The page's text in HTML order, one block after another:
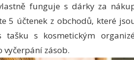
funguje s dárky za
5 účtenek z obchodů, které
tašku s kosmetickým
zásob.